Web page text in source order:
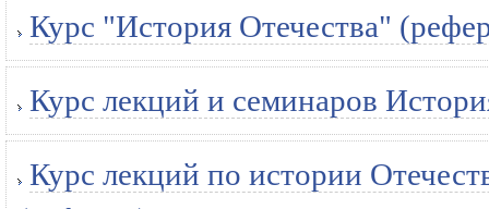
Курс "История Отечества"
Курс лекций и семинаров
Курс лекций по истории